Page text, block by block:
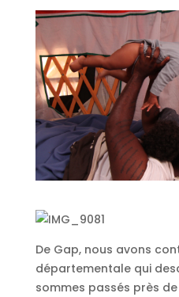
De Gap, nous avons
départementale qui
sommes passés près